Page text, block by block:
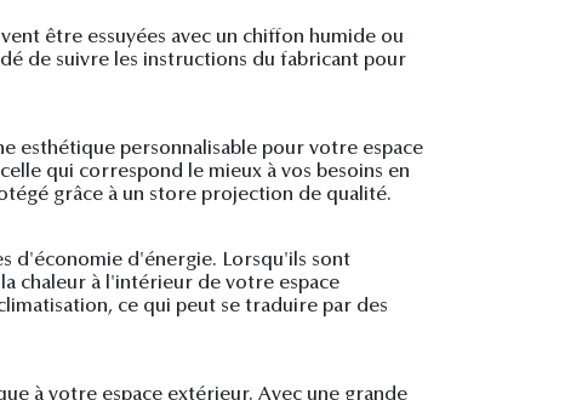
être essuyées avec un chiffon humide ou
de suivre les instructions du fabricant pour
esthétique personnalisable pour votre espace
qui correspond le mieux à vos besoins en
grâce à un store projection de qualité.
d'économie d'énergie. Lorsqu'ils sont
chaleur à l'intérieur de votre espace
ce qui peut se traduire par des
à votre espace extérieur. Avec une grande